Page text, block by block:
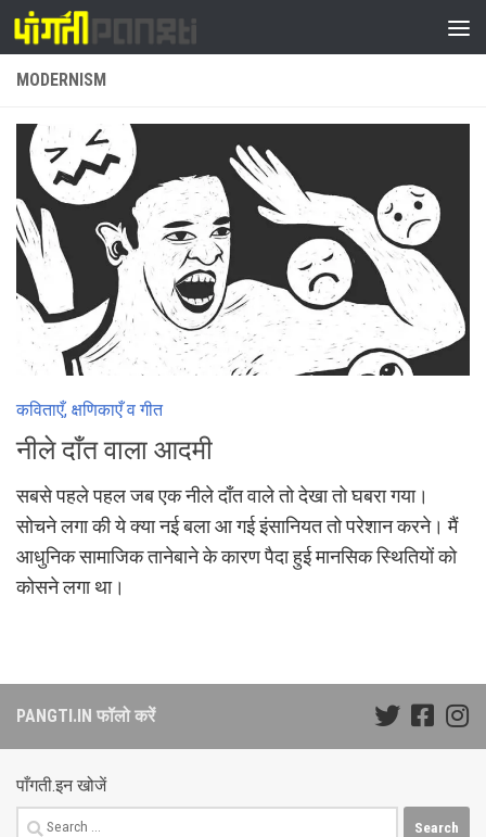
Skip to content
MODERNISM
कविताएँ, क्षणिकाएँ व गीत
नीले दाँत वाला आदमी
सबसे पहले पहल जब एक नीले दाँत वाले तो देखा तो घबरा गया।
सोचने लगा की ये क्या नई बला आ गई इंसानियत तो परेशान करने। मैं
आधुनिक सामाजिक तानेबाने के कारण पैदा हुई मानसिक स्थितियों को
कोसने लगा था।
PANGTI.IN फॉलो करें
पाँगती.इन खोजें
Search